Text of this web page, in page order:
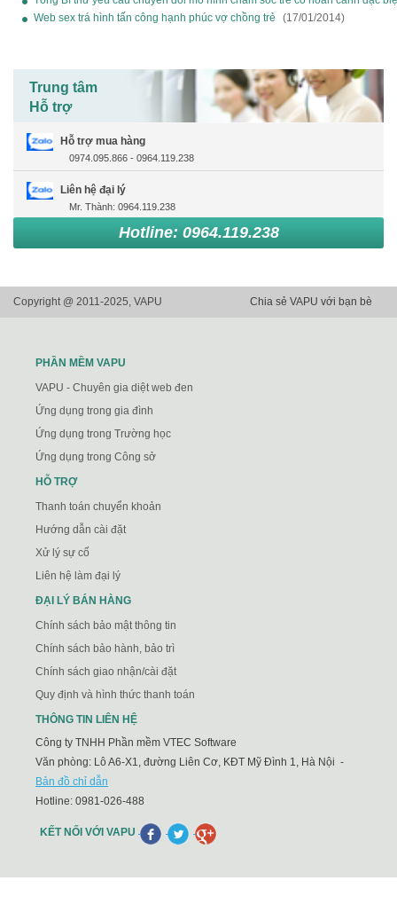
(21/12/2025)
Web sex trá hình tấn công hạnh phúc vợ chồng trẻ (17/01/2014)
Trung tâm
Hỗ trợ
Hỗ trợ mua hàng
0974.095.866 - 0964.119.238
Liên hệ đại lý
Mr. Thành: 0964.119.238
Hotline: 0964.119.238
Copyright @ 2011-2025, VAPU Chia sẻ VAPU với bạn bè
PHẦN MỀM VAPU
VAPU - Chuyên gia diệt web đen
Ứng dụng trong gia đình
Ứng dụng trong Trường học
Ứng dụng trong Công sở
HỖ TRỢ
Thanh toán chuyển khoản
Hướng dẫn cài đặt
Xử lý sự cố
Liên hệ làm đại lý
ĐẠI LÝ BÁN HÀNG
Chính sách bảo mật thông tin
Chính sách bảo hành, bảo trì
Chính sách giao nhận/cài đặt
Quy định và hình thức thanh toán
THÔNG TIN LIÊN HỆ
Công ty TNHH Phần mềm VTEC Software
Văn phòng: Lô A6-X1, đường Liên Cơ, KĐT Mỹ Đình 1, Hà Nội -
Bản đồ chỉ dẫn
Hotline: 0981-026-488
KẾT NỐI VỚI VAPU